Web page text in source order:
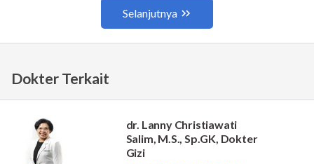
Dokter Terkait